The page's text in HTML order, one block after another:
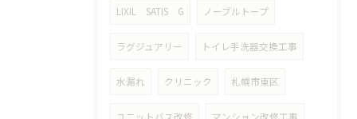
LIXIL SATIS G ノーブルトープ
ラグジュアリー トイレ手洗器交換工事
水漏れ クリニック 札幌市東区